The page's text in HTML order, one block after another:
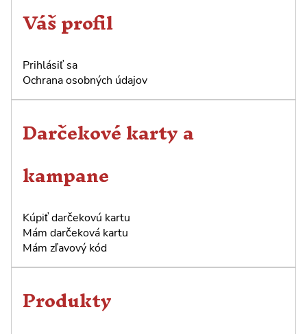
Váš profil
Prihlásiť sa
Ochrana osobných údajov
Darčekové karty a
kampane
Kúpiť darčekovú kartu
Mám darčeková kartu
Mám zľavový kód
Produkty